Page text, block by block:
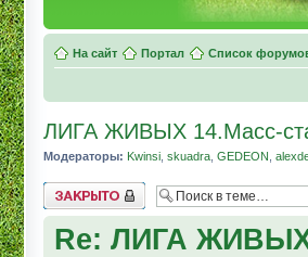
На сайт Портал Список
ЛИГА ЖИВЫХ 14.Масс-
Модераторы: Kwinsi skuadra GEDEON
Topic locked
Re: ЛИГА ЖИВЫХ